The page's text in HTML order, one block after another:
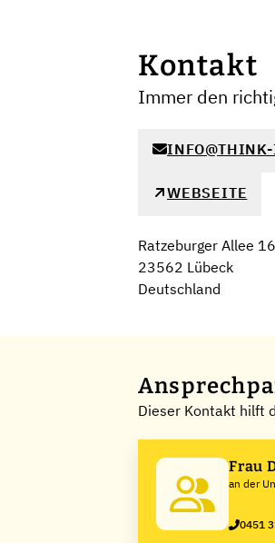
Kontakt
Immer den
WEBSEITE
Ratzeburger Allee
23562 Lübeck
Deutschland
Dieser Kontakt hilft
Frau
an der
0451